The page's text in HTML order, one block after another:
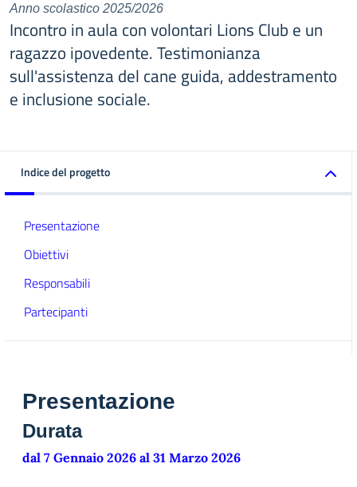
Anno scolastico 2025/2026
Incontro in aula con volontari Lions Club e un
ragazzo ipovedente. Testimonianza
sull'assistenza del cane guida, addestramento
e inclusione sociale.
Indice del progetto
Presentazione
Obiettivi
Responsabili
Partecipanti
Presentazione
Durata
dal 7 Gennaio 2026 al 31 Marzo 2026